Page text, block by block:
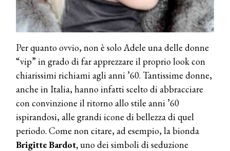
Per quanto ovvio, non è solo Adele una delle donne
“vip” in grado di far apprezzare il proprio look con
chiarissimi richiami agli anni ’60. Tantissime donne,
anche in Italia, hanno infatti scelto di abbracciare
con convinzione il ritorno allo stile anni ’60
ispirandosi, alle grandi icone di bellezza di quel
periodo. Come non citare, ad esempio, la bionda
Brigitte Bardot,uno dei simboli di seduzione